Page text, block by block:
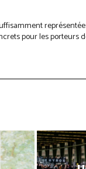
pour les porteurs